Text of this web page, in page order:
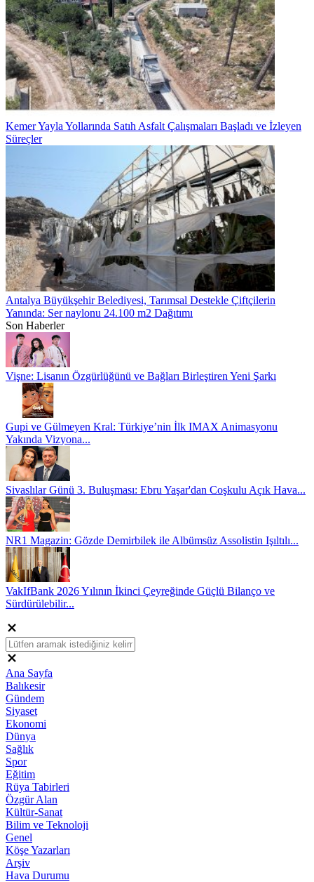
Kemer Yayla Yollarında Satıh Asfalt Çalışmaları Başladı ve İzleyen
Süreçler
Antalya Büyükşehir Belediyesi, Tarımsal Destekle Çiftçilerin
Yanında: Ser naylonu 24.100 m2 Dağıtımı
Son Haberler
Vişne: Lisanın Özgürlüğünü ve Bağları Birleştiren Yeni Şarkı
Gupi ve Gülmeyen Kral: Türkiye’nin İlk IMAX Animasyonu
Yakında Vizyona...
Sivaslılar Günü 3. Buluşması: Ebru Yaşar'dan Coşkulu Açık Hava...
NR1 Magazin: Gözde Demirbilek ile Albümsüz Assolistin Işıltılı...
VakIfBank 2026 Yılının İkinci Çeyreğinde Güçlü Bilanço ve
Sürdürülebilir...
Ana Sayfa
Balıkesir
Gündem
Siyaset
Ekonomi
Dünya
Sağlık
Spor
Eğitim
Rüya Tabirleri
Özgür Alan
Kültür-Sanat
Bilim ve Teknoloji
Genel
Köşe Yazarları
Arşiv
Hava Durumu